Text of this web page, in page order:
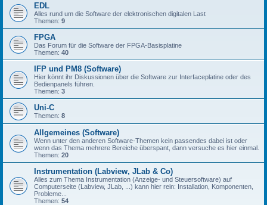
EDL
Alles rund um die Software der elektronischen digitalen Last
Themen: 9
FPGA
Das Forum für die Software der FPGA-Basisplatine
Themen: 40
IFP und PM8 (Software)
Hier könnt ihr Diskussionen über die Software zur Interfaceplatine oder des
Bedienpanels führen.
Themen: 3
Uni-C
Themen: 8
Allgemeines (Software)
Wenn unter den anderen Software-Themen kein passendes dabei ist oder
wenn das Thema mehrere Bereiche überspant, dann versuche es hier einmal.
Themen: 20
Instrumentation (Labview, JLab & Co)
Alles zum Thema Instrumentation (Anzeige- und Steuersoftware) auf
Computerseite (Labview, JLab, ...) kann hier rein: Installation, Komponenten,
Probleme...
Themen: 54